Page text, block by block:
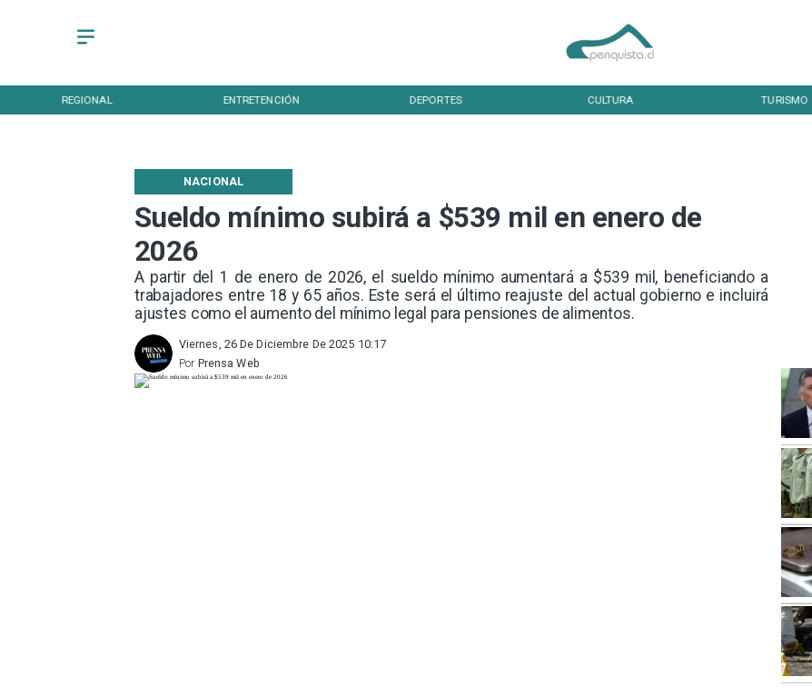
ENTRETENCIÓN DEPORTES CULTURA TURISMO TENDENCIAS
Sueldo mínimo subirá a $539 mil en enero de
2026
A partir del 1 de enero de 2026, el sueldo mínimo aumentará a $539 mil, beneficiando a
trabajadores entre 18 y 65 años. Este será el último reajuste del actual gobierno e incluirá
ajustes como el aumento del mínimo legal para pensiones de alimentos.
NACIONAL
Viernes, 26 De Diciembre De 2025 10:17
Prensa Web
Por